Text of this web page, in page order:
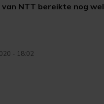
NTT bereikte nog
- 18:02